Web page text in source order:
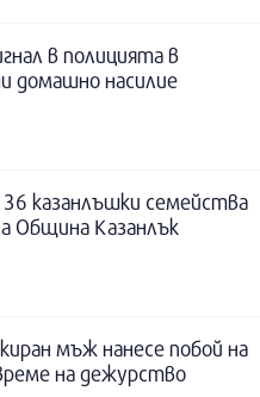
в полицията в
домашно насилие
36 казанлъшки семейства
Община Казанлък
мъж нанесе побой на
на дежурство